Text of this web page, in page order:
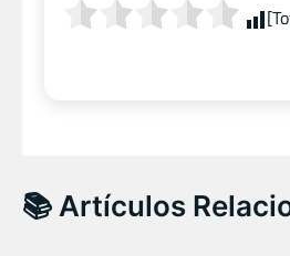
📚 Artículos